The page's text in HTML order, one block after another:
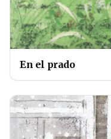
En el prado